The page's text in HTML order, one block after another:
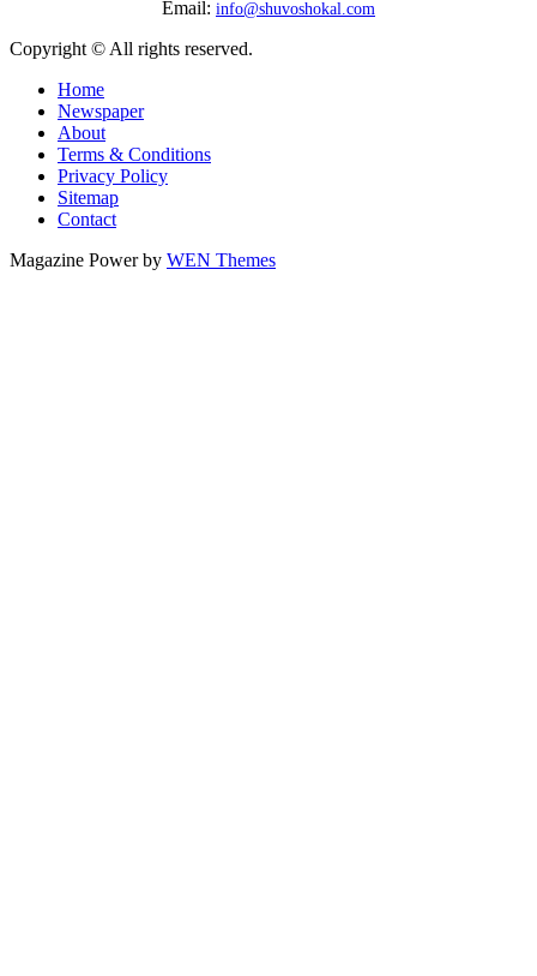
Email: info@shuvoshokal.com
Copyright © All rights reserved.
Home
Newspaper
About
Terms & Conditions
Privacy Policy
Sitemap
Contact
Magazine Power by WEN Themes